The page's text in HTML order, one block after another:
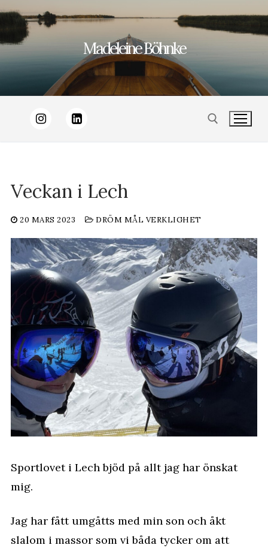
Hoppa
till
innehåll
Madeleine Böhnke
Veckan i Lech
20 MARS 2023 DRÖM MÅL VERKLIGHET
Sportlovet i Lech bjöd på allt jag har önskat
mig.
Jag har fått umgåtts med min son och åkt
slalom i massor som vi båda tycker om att